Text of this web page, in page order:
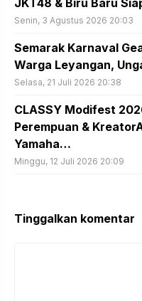
Senin, 3 Agustus 2026 20:03
Semarak Karnaval
Warga Leyangan,
Selasa, 21 Juli 2026 20:38
CLASSY Modifest
Perempuan &
Yamaha…
Minggu, 12 Juli 2026 20:09
Tinggalkan komentar